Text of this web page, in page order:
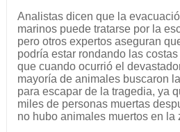
Analistas dicen que la
marinos puede tratarse por la
pero otros expertos aseguran
podría estar rondando las
que cuando ocurrió el
mayoría de animales buscaron
para escapar de la tragedia, ya
miles de personas muertas
no hubo animales muertos en la